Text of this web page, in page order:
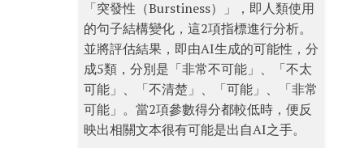
「突發性（Burstiness）」，即人類使用
的句子結構變化，這2項指標進行分析。
並將評估結果，即由AI生成的可能性，分
成5類，分別是「非常不可能」、「不太
可能」、「不清楚」、「可能」、「非常
可能」。當2項參數得分都較低時，便反
映出相關文本很有可能是出自AI之手。